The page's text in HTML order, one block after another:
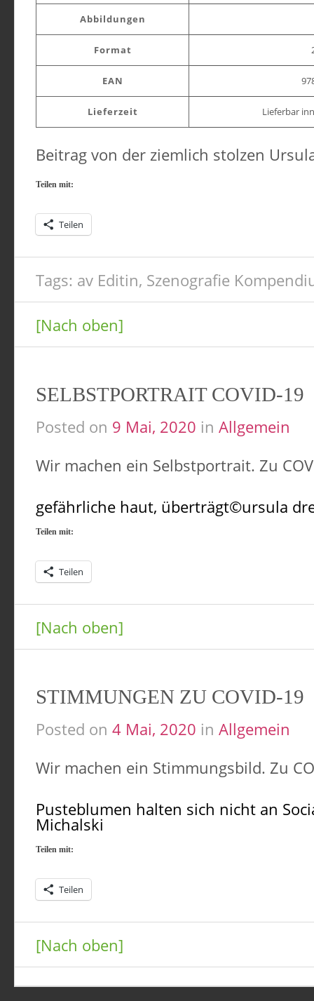
Abbildungen
Format
EAN
Lieferzeit Lieferbar
Beitrag von der ziemlich stolzen
Teilen mit:
Teilen
Tags: av Editin, Szenografie
[Nach oben]
SELBSTPORTRAIT COVID-19
Posted on 9 Mai, 2020 in Allgemein
Wir machen ein Selbstportrait. Zu
gefährliche haut, überträgt©ursula
Teilen mit:
Teilen
[Nach oben]
STIMMUNGEN ZU COVID-19
Posted on 4 Mai, 2020 in Allgemein
Wir machen ein Stimmungsbild. Zu
Pusteblumen halten sich nicht an
Michalski
Teilen mit:
Teilen
[Nach oben]